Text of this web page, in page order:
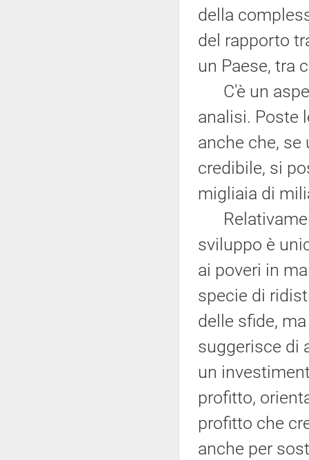
della
del rapporto
un Paese, tra
C'è un
analisi. Poste
anche che,
credibile, si
migliaia di
sviluppo è
ai poveri in
specie di
delle sfide,
suggerisce di
un
profitto,
profitto che
anche per